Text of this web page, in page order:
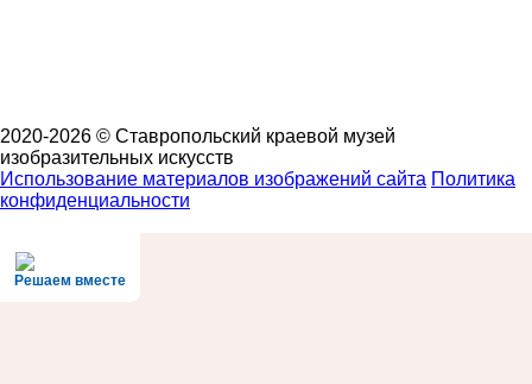
2020-2026 © Ставропольский краевой музей
изобразительных искусств
Использование материалов изображений сайта Политика
конфиденциальности
Решаем вместе